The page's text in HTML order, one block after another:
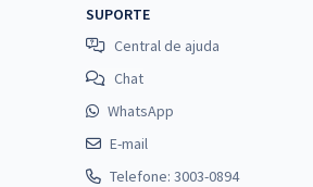
SUPORTE
Central de ajuda
Chat
WhatsApp
E-mail
Telefone: 3003-0894